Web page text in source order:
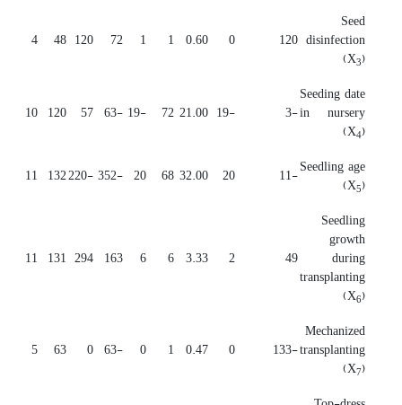
Seed
disinfection
(X3)
120
0
0.60
1
1
72
120
48
4
Seeding date
in nursery
(X4)
-3
-19
21.00
72
-19
-63
57
120
10
Seedling age
(X5)
-11
20
32.00
68
20
-352
-220
132
11
Seedling
growth
during
transplanting
(X6)
49
2
3.33
6
6
163
294
131
11
Mechanized
transplanting
(X7)
-133
0
0.47
1
0
-63
0
63
5